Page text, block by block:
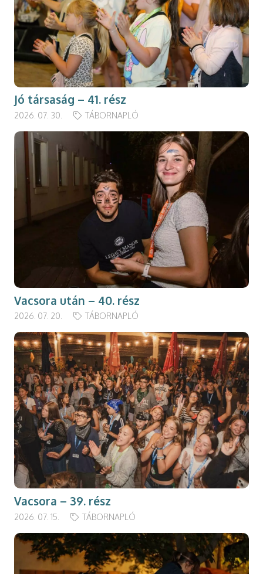
Jó társaság – 41. rész
2026. 07. 30. TÁBORNAPLÓ
Vacsora után – 40. rész
2026. 07. 20. TÁBORNAPLÓ
Vacsora – 39. rész
2026. 07. 15. TÁBORNAPLÓ